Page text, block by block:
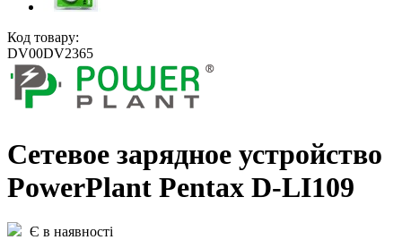
Код товару:
DV00DV2365
Сетевое зарядное устройство
PowerPlant Pentax D-LI109
Є в наявності